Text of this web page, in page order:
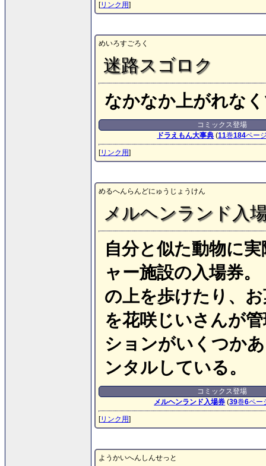
[リンク用]
めいろすごろく
迷路スゴロク
なかなか上がれな
コミックス登場
ドラえもん大事典 (11巻184ペー
[リンク用]
めるへんらんどにゅうじょうけん
メルヘンランド入
自分と似た動物に
ャー施設の入場券。
の上を歩けたり、
を花咲じいさんが
ションがいくつか
ンタルしている。
コミックス登場
メルヘンランド入場券 (39巻6ペー
[リンク用]
ようかいへんしんせっと